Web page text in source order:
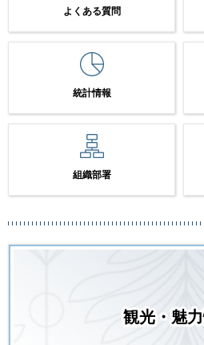
よくある質問
統計情報
組織部署
観光・魅